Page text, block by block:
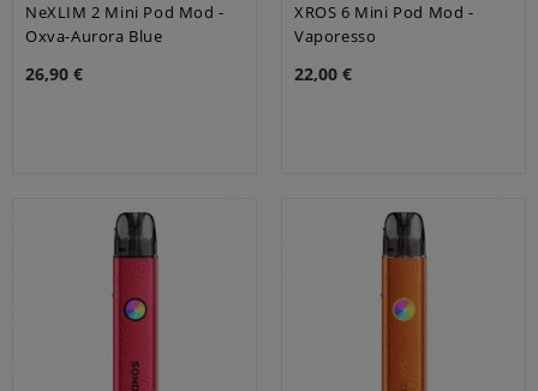
NeXLIM 2 Mini Pod Mod -
Oxva-Aurora Blue
26,90 €
XROS 6 Mini Pod Mod -
Vaporesso
22,00 €